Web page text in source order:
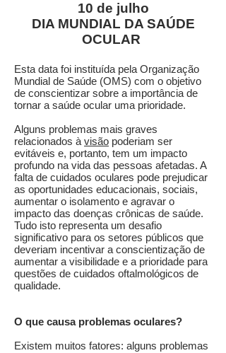
10 de julho
DIA MUNDIAL DA SAÚDE
OCULAR
Esta data foi instituída pela Organização
Mundial de Saúde (OMS) com o objetivo
de conscientizar sobre a importância de
tornar a saúde ocular uma prioridade.
Alguns problemas mais graves
relacionados à visão poderiam ser
evitáveis e, portanto, tem um impacto
profundo na vida das pessoas afetadas. A
falta de cuidados oculares pode prejudicar
as oportunidades educacionais, sociais,
aumentar o isolamento e agravar o
impacto das doenças crônicas de saúde.
Tudo isto representa um desafio
significativo para os setores públicos que
deveriam incentivar a conscientização de
aumentar a visibilidade e a prioridade para
questões de cuidados oftalmológicos de
qualidade.
O que causa problemas oculares?
Existem muitos fatores: alguns problemas